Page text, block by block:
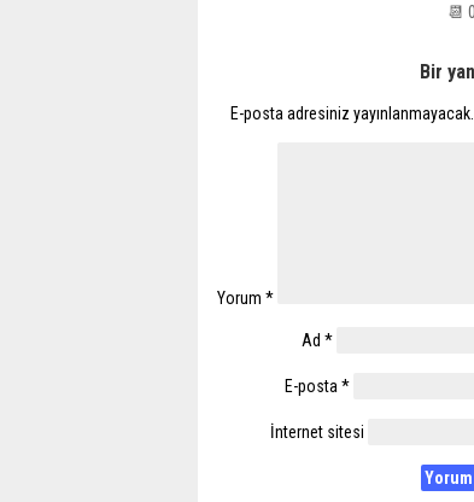
📆
Bir
E-posta adresiniz yayınlanmayacak.
Yorum *
Ad *
E-posta *
İnternet sitesi